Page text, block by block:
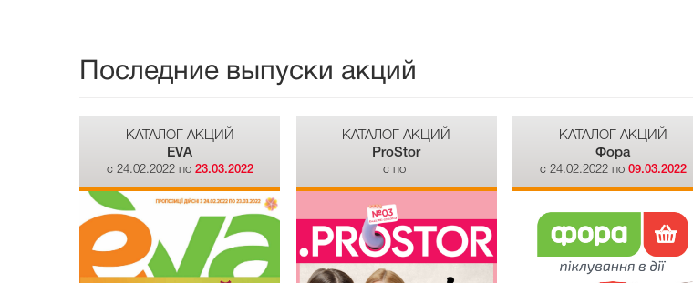
Последние выпуски акций
КАТАЛОГ АКЦИЙ
EVA
c 24.02.2022 по 23.03.2022
КАТАЛОГ АКЦИЙ
ProStor
c по
КАТАЛОГ АКЦИЙ
Фора
c 24.02.2022 по 09.03.2022